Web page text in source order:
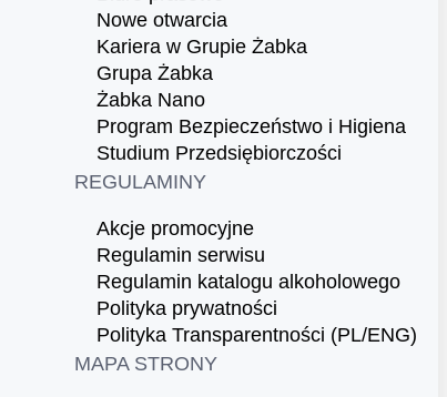
Nowe otwarcia
Kariera w Grupie Żabka
Grupa Żabka
Żabka Nano
Program Bezpieczeństwo i Higiena
Studium Przedsiębiorczości
REGULAMINY
Akcje promocyjne
Regulamin serwisu
Regulamin katalogu alkoholowego
Polityka prywatności
Polityka Transparentności (PL/ENG)
MAPA STRONY